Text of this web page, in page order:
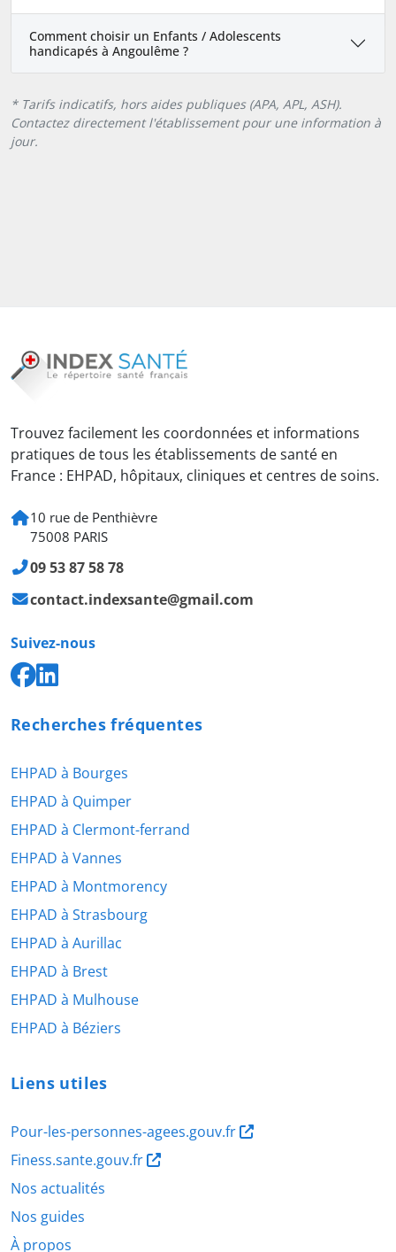
Comment choisir un Enfants / Adolescents
handicapés à Angoulême ?
* Tarifs indicatifs, hors aides publiques (APA, APL, ASH).
Contactez directement l'établissement pour une information à
jour.
Trouvez facilement les coordonnées et informations
pratiques de tous les établissements de santé en
France : EHPAD, hôpitaux, cliniques et centres de soins.
10 rue de Penthièvre
75008 PARIS
09 53 87 58 78
contact.indexsante@gmail.com
Suivez-nous
Recherches fréquentes
EHPAD à Bourges
EHPAD à Quimper
EHPAD à Clermont-ferrand
EHPAD à Vannes
EHPAD à Montmorency
EHPAD à Strasbourg
EHPAD à Aurillac
EHPAD à Brest
EHPAD à Mulhouse
EHPAD à Béziers
Liens utiles
Pour-les-personnes-agees.gouv.fr
Finess.sante.gouv.fr
Nos actualités
Nos guides
À propos